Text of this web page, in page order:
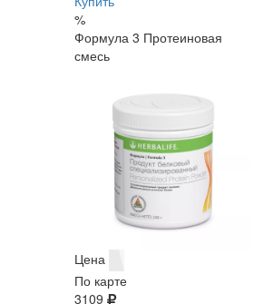
%
Формула 3 Протеиновая
смесь
Цена
По карте
3109